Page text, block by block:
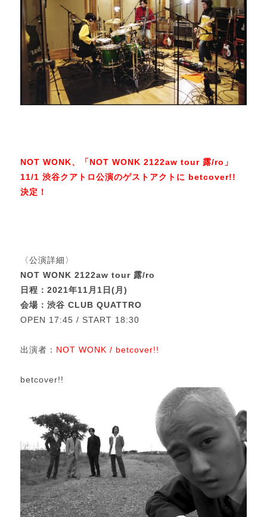
NOT WONK、「NOT WONK 2122aw tour 露/ro」
11/1 渋谷クアトロ公演のゲストアクトに betcover!!
決定！
〈公演詳細〉
NOT WONK 2122aw tour 露/ro
日程：2021年11月1日(月)
会場：渋谷 CLUB QUATTRO
OPEN 17:45 / START 18:30
出演者： NOT WONK / betcover!!
betcover!!